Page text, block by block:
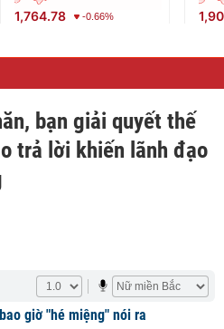
1,764.78 -0.66%
bạn giải quyết thế
trả lời khiến lãnh đạo
giờ "hé miệng" nói ra